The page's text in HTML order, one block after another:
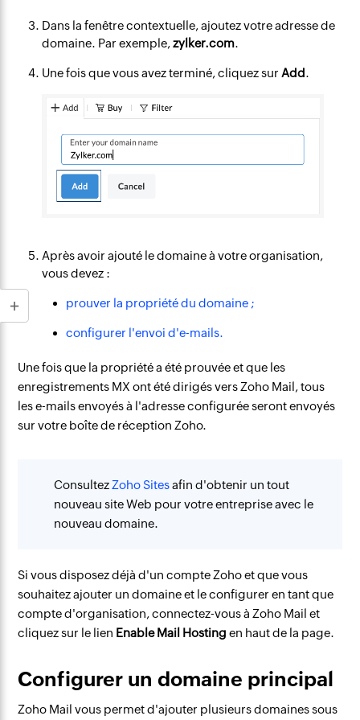
Dans la fenêtre contextuelle, ajoutez votre adresse de
domaine. Par exemple,zylker.com.
Une fois que vous avez terminé, cliquez surAdd.
Après avoir ajouté le domaine à votre organisation,
vous devez :
prouver la propriété du domaine ;
configurer l'envoi d'e-mails.
Une fois que la propriété a été prouvée et que les
enregistrements MX ont été dirigés vers Zoho Mail, tous
les e-mails envoyés à l'adresse configurée seront envoyés
sur votre boîte de réception Zoho.
Consultez Zoho Sitesafin d'obtenir un tout
nouveau site Web pour votre entreprise avec le
nouveau domaine.
Si vous disposez déjà d'un compte Zoho et que vous
souhaitez ajouter un domaine et le configurer en tant que
compte d'organisation, connectez-vous à Zoho Mail et
cliquez sur le lien Enable Mail Hosting en haut de la page.
Configurer un domaine principal
Zoho Mail vous permet d'ajouter plusieurs domaines sous